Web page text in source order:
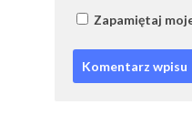
Zapamiętaj